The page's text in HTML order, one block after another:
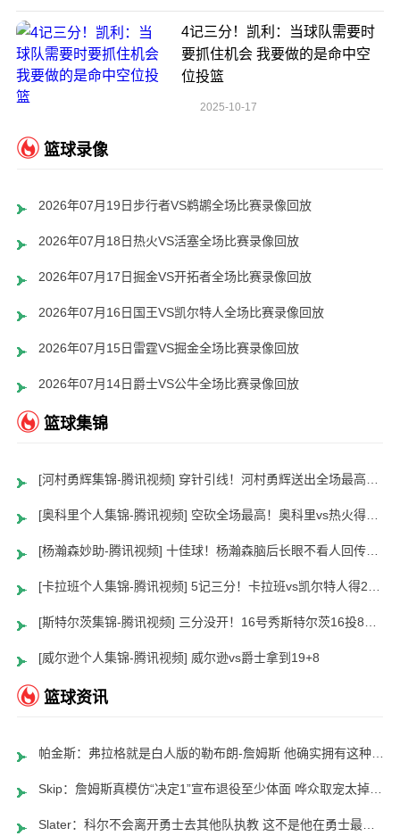
4记三分！凯利：当球队需要时
要抓住机会 我要做的是命中空
位投篮
2025-10-17
篮球录像
2026年07月19日步行者VS鹈鹕全场比赛录像回放
2026年07月18日热火VS活塞全场比赛录像回放
2026年07月17日掘金VS开拓者全场比赛录像回放
2026年07月16日国王VS凯尔特人全场比赛录像回放
2026年07月15日雷霆VS掘金全场比赛录像回放
2026年07月14日爵士VS公牛全场比赛录像回放
篮球集锦
[河村勇辉集锦-腾讯视频] 穿针引线！河村勇辉送出全场最高12助攻 8中2拿到5分5板
[奥科里个人集锦-腾讯视频] 空砍全场最高！奥科里vs热火得27分4板
[杨瀚森妙助-腾讯视频] 十佳球！杨瀚森脑后长眼不看人回传助队友暴扣
[卡拉班个人集锦-腾讯视频] 5记三分！卡拉班vs凯尔特人得21+8
[斯特尔茨集锦-腾讯视频] 三分没开！16号秀斯特尔茨16投8中&三分8中2得到22分2板6助
[威尔逊个人集锦-腾讯视频] 威尔逊vs爵士拿到19+8
篮球资讯
帕金斯：弗拉格就是白人版的勒布朗-詹姆斯 他确实拥有这种天赋包
Skip：詹姆斯真模仿“决定1”宣布退役至少体面 哗众取宠太掉价了
Slater：科尔不会离开勇士去其他队执教 这不是他在勇士最后一季